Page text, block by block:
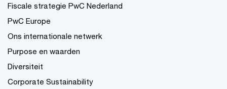
Fiscale strategie PwC Nederland
PwC Europe
Ons internationale netwerk
Purpose en waarden
Diversiteit
Corporate Sustainability